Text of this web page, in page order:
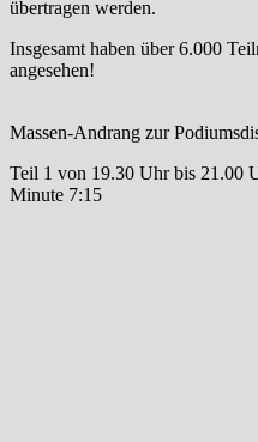
übertragen werden.
Insgesamt haben über 6.000
angesehen!
Massen-Andrang zur
Teil 1 von 19.30 Uhr bis 21.00
Minute 7:15